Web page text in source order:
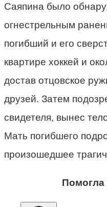
Саяпина было
огнестрельным
погибший и его
квартире хоккей и
достав отцовское
друзей. Затем
свидетеля, вынес
Мать погибшего
произошедшее
Помогла